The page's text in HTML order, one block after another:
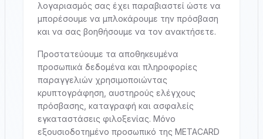
λογαριασμός σας έχει παραβιαστεί ώστε να
μπορέσουμε να μπλοκάρουμε την πρόσβαση
και να σας βοηθήσουμε να τον ανακτήσετε.
Προστατεύουμε τα αποθηκευμένα
προσωπικά δεδομένα και πληροφορίες
παραγγελιών χρησιμοποιώντας
κρυπτογράφηση, αυστηρούς ελέγχους
πρόσβασης, καταγραφή και ασφαλείς
εγκαταστάσεις φιλοξενίας. Μόνο
εξουσιοδοτημένο προσωπικό της METACARD